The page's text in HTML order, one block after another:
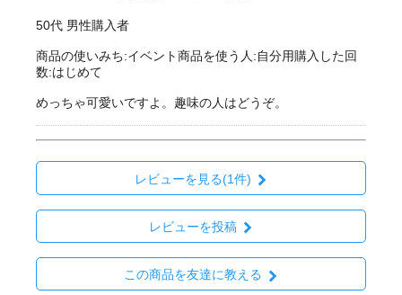
50代 男性購入者
商品の使いみち:イベント商品を使う人:自分用購入した回
数:はじめて
めっちゃ可愛いですよ。趣味の人はどうぞ。
レビューを見る(1件)
レビューを投稿
この商品を友達に教える